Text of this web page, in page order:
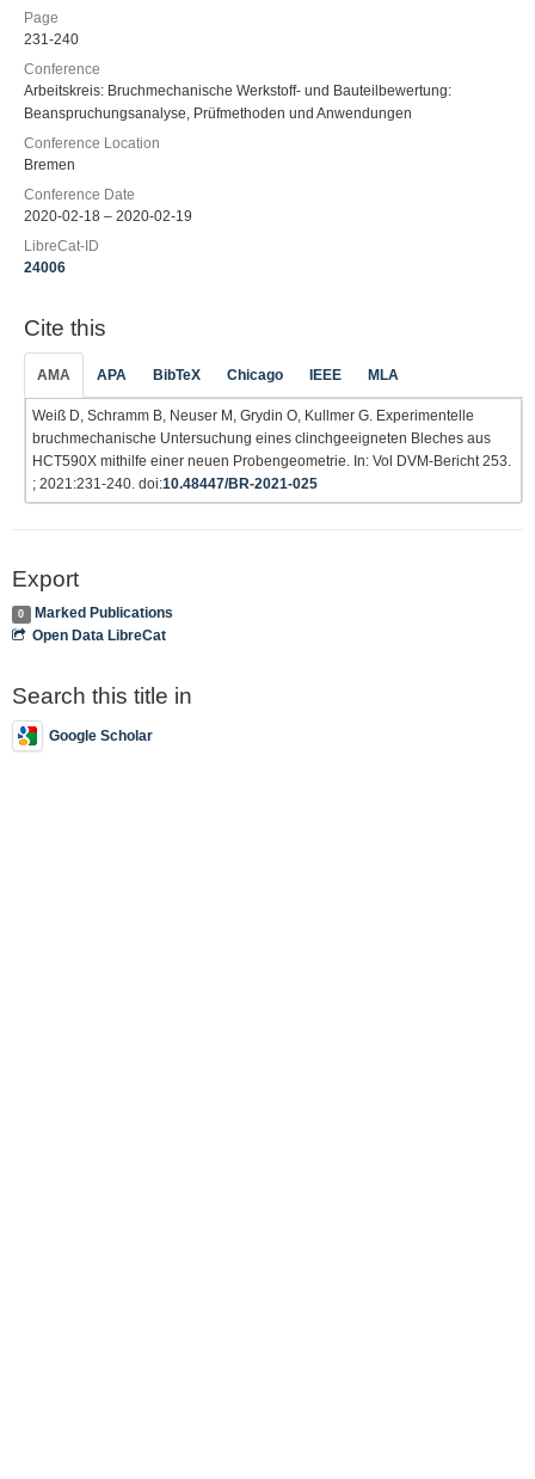
Page
231-240
Conference
Arbeitskreis: Bruchmechanische Werkstoff- und Bauteilbewertung:
Beanspruchungsanalyse, Prüfmethoden und Anwendungen
Conference Location
Bremen
Conference Date
2020-02-18 – 2020-02-19
LibreCat-ID
24006
Cite this
AMA APA BibTeX Chicago IEEE MLA
Weiß D, Schramm B, Neuser M, Grydin O, Kullmer G. Experimentelle
bruchmechanische Untersuchung eines clinchgeeigneten Bleches aus
HCT590X mithilfe einer neuen Probengeometrie. In: Vol DVM-Bericht 253.
; 2021:231-240. doi:10.48447/BR-2021-025
Export
0
Marked Publications
Open Data LibreCat
Search this title in
Google Scholar